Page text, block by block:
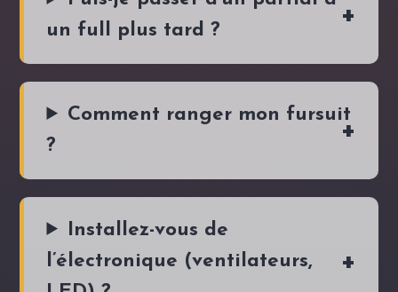
un full plus tard ?
Comment ranger mon fursuit
?
Installez-vous de
l’électronique (ventilateurs,